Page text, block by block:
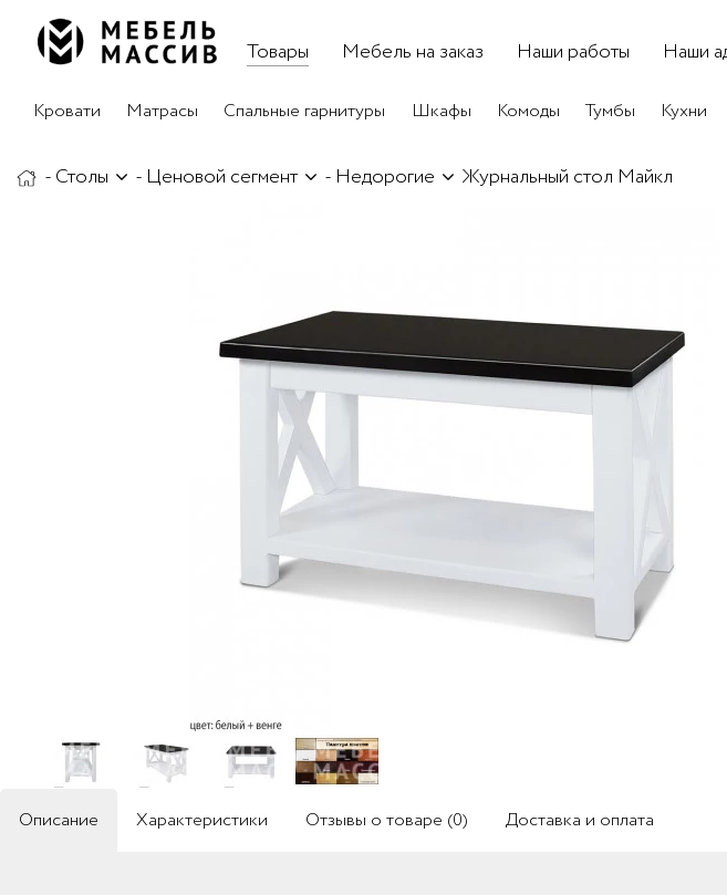
Товары Мебель на заказ Наши работы Наши
Кровати Матрасы Спальные гарнитуры Шкафы Комоды Тумбы Кухни
-Столы - Ценовой сегмент - Недорогие Журнальный стол Майкл
Описание Характеристики Отзывы о товаре (0) Доставка и оплата